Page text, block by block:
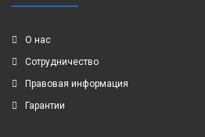
О нас
Сотрудничество
Правовая информация
Гарантии